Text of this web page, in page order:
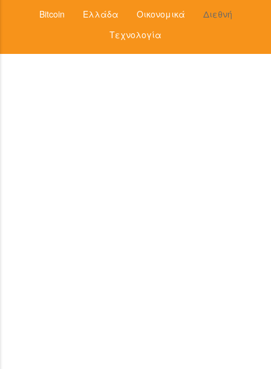
Bitcoin Ελλάδα Οικονομικά
Διεθνή
Τεχνολογία